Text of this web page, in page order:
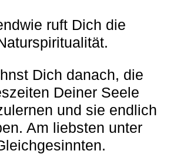
ruft Dich die
Dich danach, die
Deiner Seele
und sie endlich
Am liebsten unter